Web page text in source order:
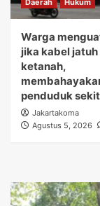
Daerah Hukum
Warga
jika kabel jatuh
ketanah,
penduduk
Jakartakoma
Agustus 5, 2026